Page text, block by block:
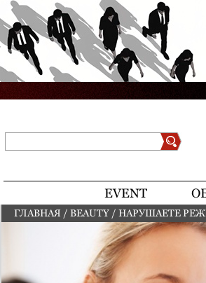
Jump to navigation
EVENT
ГЛАВНАЯ / BEAUTY / НАРУШАЕТЕ